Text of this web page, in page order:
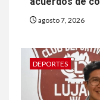
agosto 7, 2026
DEPORTES